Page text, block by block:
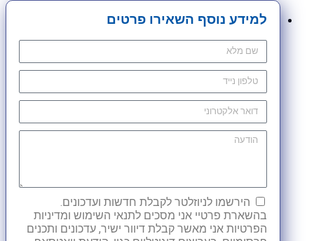
למידע נוסף השאירו פרטים
הירשמו לניוזלטר לקבלת חדשות ועדכונים.
בהשארת פרטיי אני מסכים לתנאי השימוש ומדיניות
הפרטיות אני מאשר קבלת דיוור ישיר, עדכונים ותכנים